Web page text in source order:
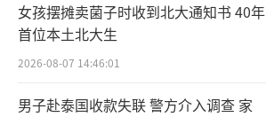
女孩摆摊卖菌子时收到北大通知书 40年
首位本土北大生
2026-08-07 14:46:01
男子赴泰国收款失联 警方介入调查 家